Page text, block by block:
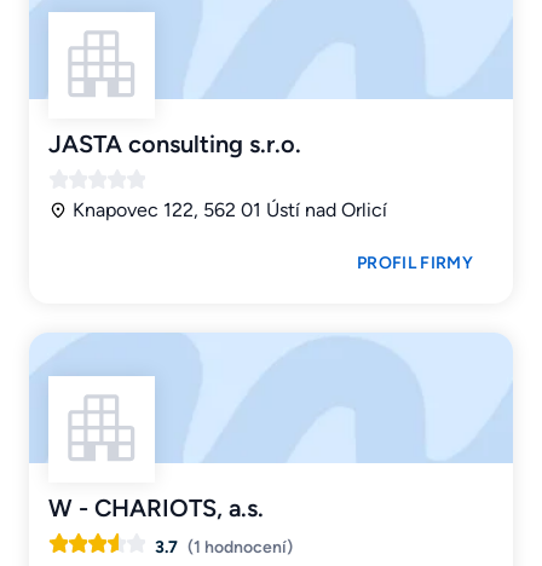
JASTA consulting s.r.o.
Knapovec 122, 562 01 Ústí nad Orlicí
PROFIL FIRMY
W - CHARIOTS, a.s.
3.7 (1 hodnocení)